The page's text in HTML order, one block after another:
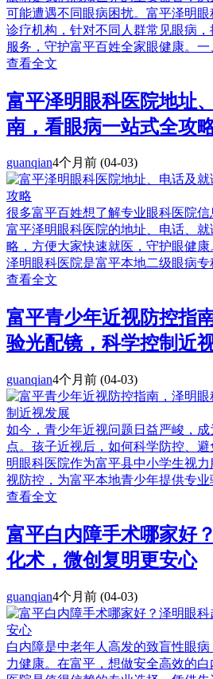
可能遭遇不同眼病困扰。富平泽明
诊疗机构，针对不同人群常见眼病
服务，守护富平百姓全家眼健康。
查看全文
富平泽明眼科医院地址
南，看眼病一站式全攻
guanqian4个月前 (04-03)
很多富平百姓想了解专业眼科医院
富平泽明眼科医院的地址、电话、
略，方便大家快速就医，守护眼健
泽明眼科医院是富平本地二级眼病
查看全文
富平青少年近视防控指
验光配镜，科学控制近
guanqian4个月前 (04-03)
如今，青少年近视问题日益严峻，
点。孩子近视后，如何科学防控、
明眼科医院作为富平县中小学生视
视防控，为富平本地青少年提供专
查看全文
富平白内障手术哪家好
化术，微创复明更安心
guanqian4个月前 (04-03)
白内障是中老年人高发的致盲性眼
力健康。在富平，想做安全高效的